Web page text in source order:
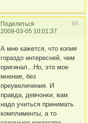
Поделиться
66
2009-03-05 10:01:37
А мне кажется, что копия
гораздо интересней, чем
оригинал...Но, это мое
мнение, без
преувеличения. И
правда, девчонки, вам
надо учиться принимать
комплименты, а то